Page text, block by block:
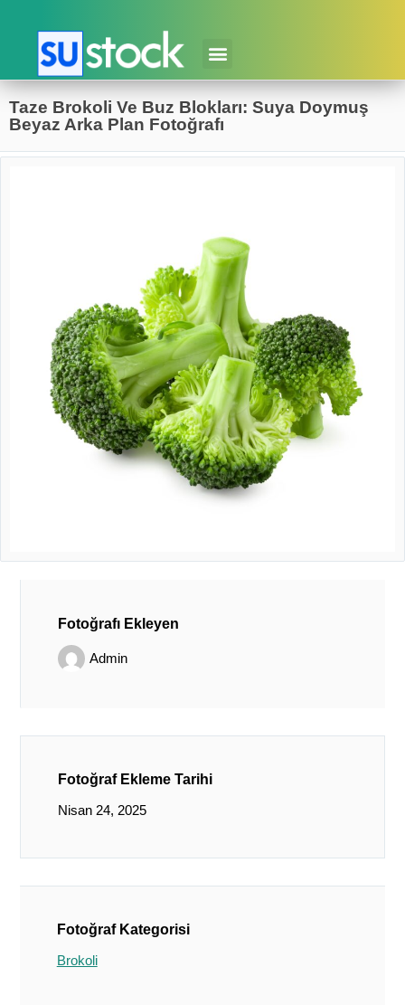
Taze Brokoli Ve Buz Blokları: Suya Doymuş
Beyaz Arka Plan Fotoğrafı
Fotoğrafı Ekleyen
Admin
Fotoğraf Ekleme Tarihi
Nisan 24, 2025
Fotoğraf Kategorisi
Brokoli